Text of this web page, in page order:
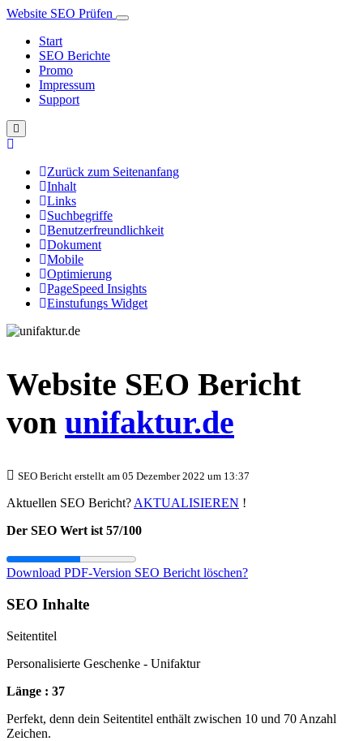
Website SEO Prüfen
Start
SEO Berichte
Promo
Impressum
Support
Zurück zum Seitenanfang
Inhalt
Links
Suchbegriffe
Benutzerfreundlichkeit
Dokument
Mobile
Optimierung
PageSpeed Insights
Einstufungs Widget
Website SEO Bericht
von unifaktur.de
SEO Bericht erstellt am 05 Dezember 2022 um 13:37
Aktuellen SEO Bericht? AKTUALISIEREN !
Der SEO Wert ist 57/100
Download PDF-Version SEO Bericht löschen?
SEO Inhalte
Seitentitel
Personalisierte Geschenke - Unifaktur
Länge : 37
Perfekt, denn dein Seitentitel enthält zwischen 10 und 70 Anzahl
Zeichen.